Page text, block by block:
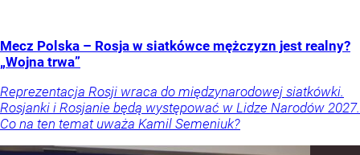
Mecz Polska – Rosja w siatkówce mężczyzn jest realny?
„Wojna trwa”
Reprezentacja Rosji wraca do międzynarodowej siatkówki.
Rosjanki i Rosjanie będą występować w Lidze Narodów 2027.
Co na ten temat uważa Kamil Semeniuk?